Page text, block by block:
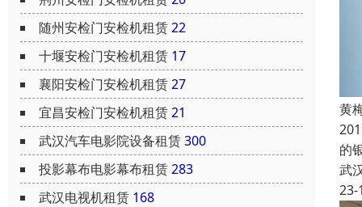
随州安检门安检机租赁22
十堰安检门安检机租赁 17
襄阳安检门安检机租赁27
宜昌安检门安检机租赁21
武汉汽车电影院设备租赁300
投影幕布电影幕布租赁283
武汉电视机租赁 168
黄
的
武
23-